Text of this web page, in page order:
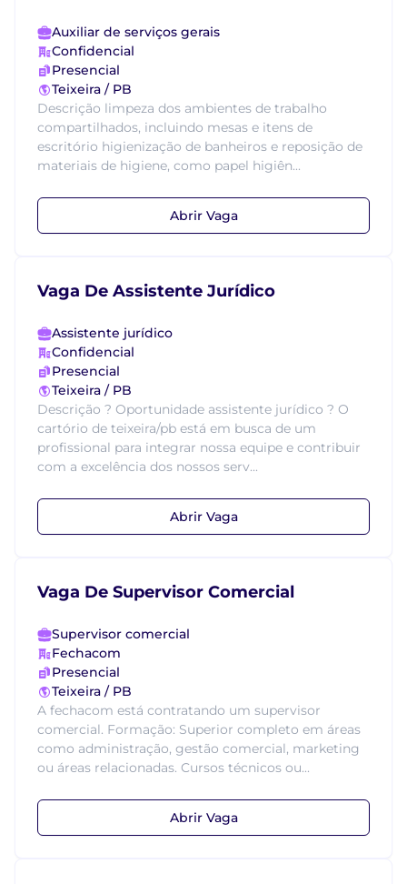
Auxiliar de serviços gerais
Confidencial
Presencial
Teixeira / PB
Descrição limpeza dos ambientes de trabalho
compartilhados, incluindo mesas e itens de
escritório higienização de banheiros e reposição de
materiais de higiene, como papel higiên...
Abrir Vaga
Vaga De Assistente Jurídico
Assistente jurídico
Confidencial
Presencial
Teixeira / PB
Descrição ? Oportunidade assistente jurídico ? O
cartório de teixeira/pb está em busca de um
profissional para integrar nossa equipe e contribuir
com a excelência dos nossos serv...
Abrir Vaga
Vaga De Supervisor Comercial
Supervisor comercial
Fechacom
Presencial
Teixeira / PB
A fechacom está contratando um supervisor
comercial. Formação: Superior completo em áreas
como administração, gestão comercial, marketing
ou áreas relacionadas. Cursos técnicos ou...
Abrir Vaga